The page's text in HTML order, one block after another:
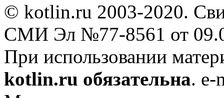
© kotlin.ru 2003-2020.
СМИ Эл №77-8561 от
При использовании
kotlin.ru обязательна. e-